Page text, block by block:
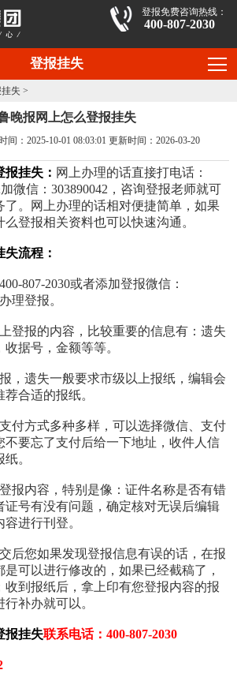
登报免费咨询热线：
400-807-2030
登报挂失
失 >
晚报网上怎么登报挂失
：2025-10-01 08:03:01 更新时间：2026-03-20
报挂失： 网上办理的话直接打电话：
微信：303890042，咨询登报老师就可
了。网上办理的话相对便捷简单，如果
登报相关资料也可以快速沟通。
流程：
807-2030或者添加登报微信：
理登报。
登报的内容，比较重要的信息有：遗失
据号，金额等等。
，遗失一般要求市级以上报纸，编辑会
合适的报纸。
付方式多种多样，可以选择微信、支付
不要忘了支付后给一下地址，收件人信
。
报内容，特别是像：证件名称是否有错
证号有没有问题，确定核对无误后编辑
进行刊登。
后您如果发现登报信息有误的话，在报
可以进行修改的，如果已经截稿了，
收到报纸后，拿上印有您登报内容的报
补办就可以。
报挂失联系电话：400-807-2030